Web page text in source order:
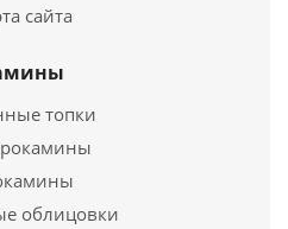
Везувий С120B
руб.
сайта
топки
облицовки